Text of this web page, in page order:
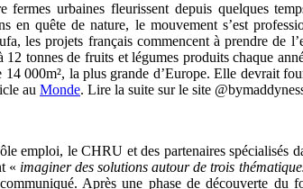
fermes urbaines fleurissent depuis quelques
quête de nature, le mouvement s’est
les projets français commencent à prendre de
tonnes de fruits et légumes produits chaque
000m², la plus grande d’Europe. Elle devrait
au Monde. Lire la suite sur le site
emploi, le CHRU et des partenaires spécialisés
« imaginer des solutions autour de trois
Après une phase de découverte du